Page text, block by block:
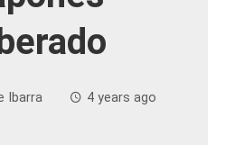
Ibarra 4 years ago